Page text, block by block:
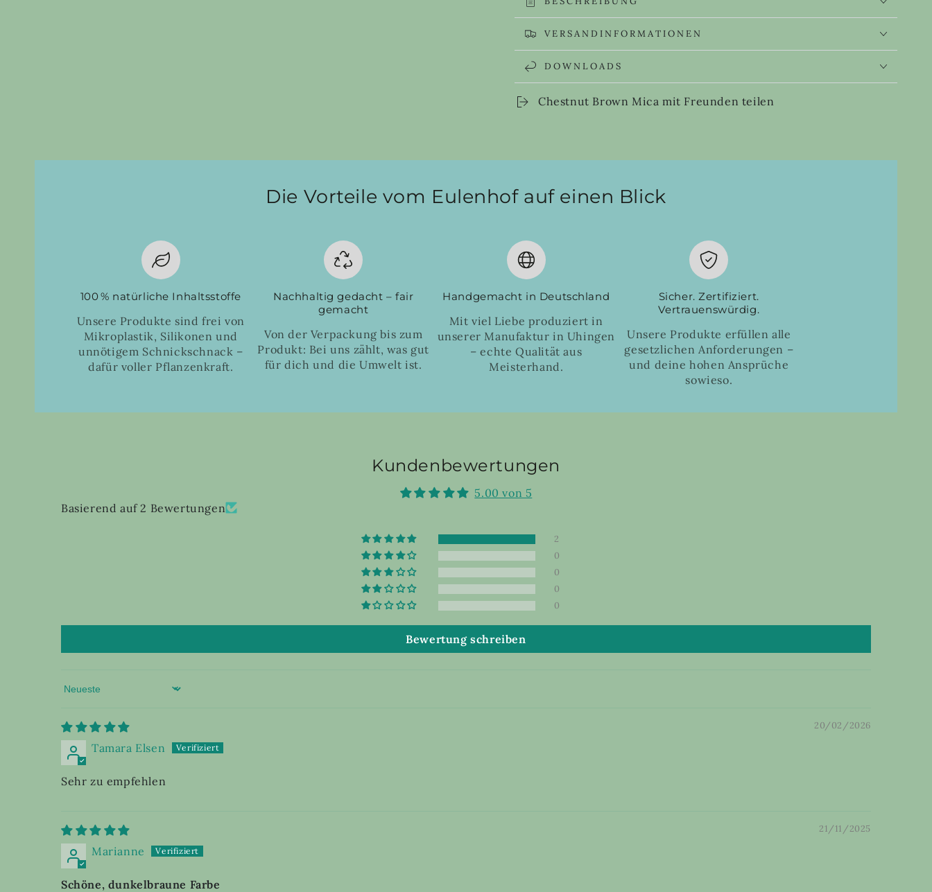
VERSANDINFORMATIONEN
DOWNLOADS
Chestnut Brown Mica mit Freunden teilen
Die Vorteile vom Eulenhof auf einen Blick
100 % natürliche Inhaltsstoffe
Unsere Produkte sind frei von
Mikroplastik, Silikonen und
unnötigem Schnickschnack –
dafür voller Pflanzenkraft.
Nachhaltig gedacht – fair
gemacht
Von der Verpackung bis zum
Produkt: Bei uns zählt, was gut
für dich und die Umwelt ist.
Handgemacht in Deutschland
Mit viel Liebe produziert in
unserer Manufaktur in Uhingen
– echte Qualität aus
Meisterhand.
Sicher. Zertifiziert.
Vertrauenswürdig.
Unsere Produkte erfüllen alle
gesetzlichen Anforderungen –
und deine hohen Ansprüche
sowieso.
Kundenbewertungen
5.00 von 5
Basierend auf 2 Bewertungen
2
0
0
0
0
Bewertung schreiben
Sort by
20/02/2026
Tamara Elsen
Sehr zu empfehlen
21/11/2025
Marianne
Schöne, dunkelbraune Farbe